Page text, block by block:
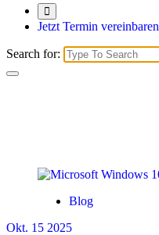
Jetzt Termin vereinbaren
Search for:
Blog
Okt. 15 2025